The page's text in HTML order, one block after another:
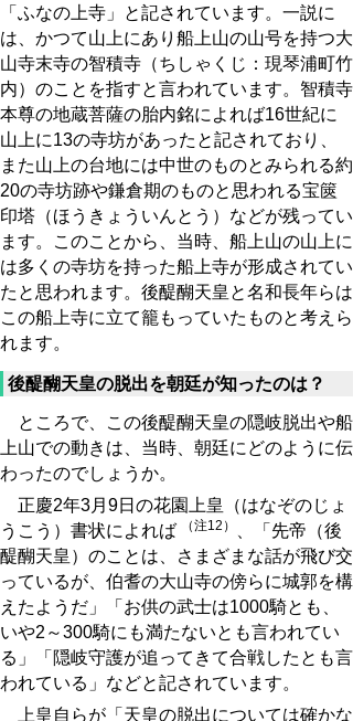
「ふなの上寺」と記されています。一説に
は、かつて山上にあり船上山の山号を持つ大
山寺末寺の智積寺（ちしゃくじ：現琴浦町竹
内）のことを指すと言われています。智積寺
本尊の地蔵菩薩の胎内銘によれば16世紀に
山上に13の寺坊があったと記されており、
また山上の台地には中世のものとみられる約
20の寺坊跡や鎌倉期のものと思われる宝篋
印塔（ほうきょういんとう）などが残ってい
ます。このことから、当時、船上山の山上に
は多くの寺坊を持った船上寺が形成されてい
たと思われます。後醍醐天皇と名和長年らは
この船上寺に立て籠もっていたものと考えら
れます。
後醍醐天皇の脱出を朝廷が知ったのは？
ところで、この後醍醐天皇の隠岐脱出や船
上山での動きは、当時、朝廷にどのように伝
わったのでしょうか。
正慶2年3月9日の花園上皇（はなぞのじょ
うこう）書状によれば
（注12）
、「先帝（後
醍醐天皇）のことは、さまざまな話が飛び交
っているが、伯耆の大山寺の傍らに城郭を構
えたようだ」「お供の武士は1000騎とも、
いや2～300騎にも満たないとも言われてい
る」「隠岐守護が追ってきて合戦したとも言
われている」などと記されています。
上皇自らが「天皇の脱出については確かな